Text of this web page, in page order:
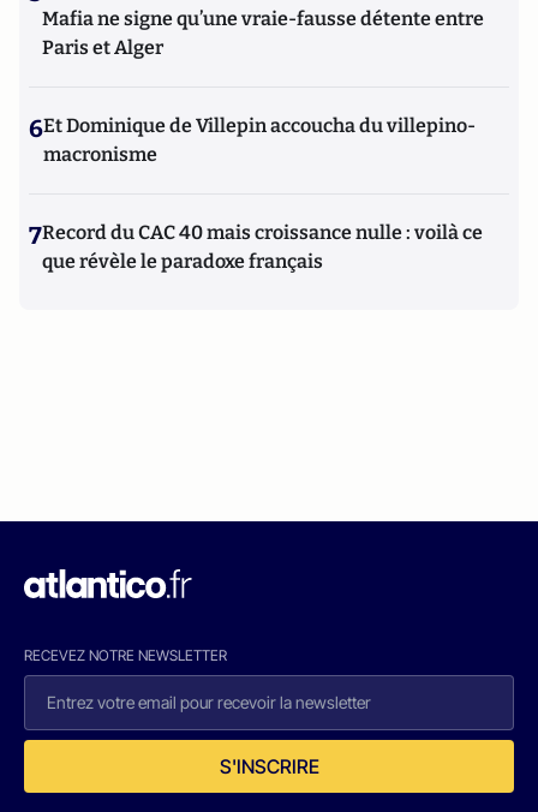
Mafia ne signe qu’une vraie-fausse détente entre
Paris et Alger
6Et Dominique de Villepin accoucha du villepino-
macronisme
7Record du CAC 40 mais croissance nulle : voilà ce
que révèle le paradoxe français
RECEVEZ NOTRE NEWSLETTER
S'INSCRIRE